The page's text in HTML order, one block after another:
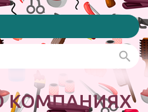
КОМПАНИЯХ